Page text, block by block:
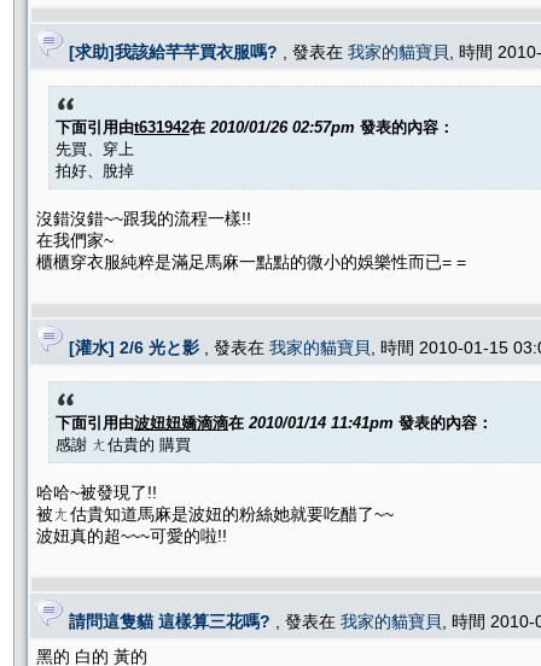
[求助]我該給芊芊買衣服嗎? , 發表在 我家的貓寶貝 , 時間
下面引用由t631942在 2010/01/26 02:57pm 發表的內容：
先買、穿上
拍好、脫掉
沒錯沒錯~~跟我的流程一樣!!
在我們家~
櫃櫃穿衣服純粹是滿足馬麻一點點的微小的娛樂性而已= =
[灌水] 2/6 光と影 , 發表在 我家的貓寶貝 , 時間 2010-01-15
下面引用由波妞妞嬌滴滴在 2010/01/14 11:41pm 發表的內容：
感謝 ㄤ估貴的 購買
哈哈~被發現了!!
被ㄤ估貴知道馬麻是波妞的粉絲她就要吃醋了~~
波妞真的超~~~可愛的啦!!
請問這隻貓 這樣算三花嗎? , 發表在 我家的貓寶貝
, 時間
黑的 白的 黃的